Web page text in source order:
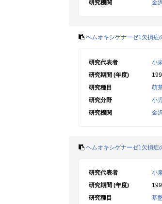
研究機関
金
ヘムオキシゲナーゼ1欠損症
研究代表者
小
研究期間 (年度)
研究種目
萌
研究分野
小
研究機関
金
ヘムオキシゲナーゼ1欠損症
研究代表者
小
研究期間 (年度)
研究種目
基